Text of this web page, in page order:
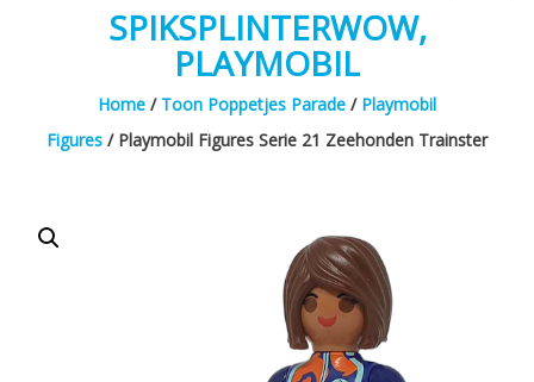
dromen
voor
iedereen
SPIKSPLINTERWOW,
PLAYMOBIL
Home / Toon Poppetjes Parade / Playmobil
Figures / Playmobil Figures Serie 21 Zeehonden Trainster